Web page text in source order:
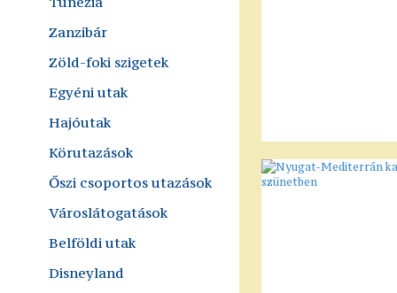
Zanzibár
Zöld-foki szigetek
Egyéni utak
Hajóutak
Körutazások
Őszi csoportos utazások
Városlátogatások
Belföldi utak
Disneyland